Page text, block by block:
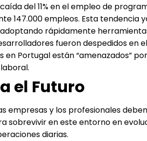
del 11% en el empleo de
147.000 empleos. Esta tendencia
rápidamente
fueron despedidos en
en Portugal están “amenazados”
el Futuro
empresas y los profesionales
sobrevivir en este entorno en
diarias.